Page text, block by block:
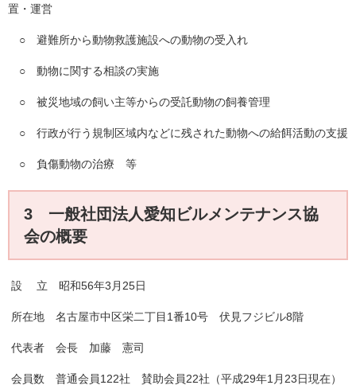
置・運営
○ 避難所から動物救護施設への動物の受入れ
○ 動物に関する相談の実施
○ 被災地域の飼い主等からの受託動物の飼養管理
○ 行政が行う規制区域内などに残された動物への給餌活動の支援
○ 負傷動物の治療 等
3 一般社団法人愛知ビルメンテナンス協
会の概要
設 立 昭和56年3月25日
所在地 名古屋市中区栄二丁目1番10号 伏見フジビル8階
代表者 会長 加藤 憲司
会員数 普通会員122社 賛助会員22社（平成29年1月23日現在）